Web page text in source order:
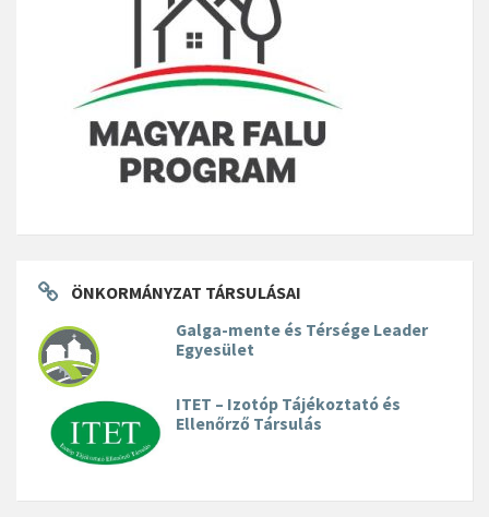
ÖNKORMÁNYZAT TÁRSULÁSAI
Galga-mente és Térsége Leader
Egyesület
ITET – Izotóp Tájékoztató és
Ellenőrző Társulás